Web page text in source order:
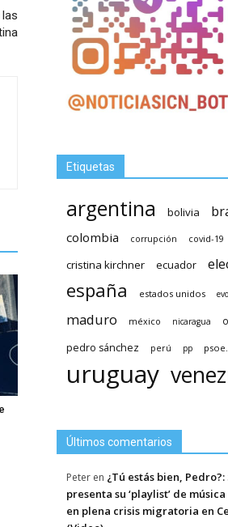
Etiquetas
argentina bolivia
colombia
corrupción covid-19
cristina kirchner ecuador
españa estados unidos
maduro méxico nicaragua
pedro sánchez perú pp psoe.
uruguay
Últimos comentarios
Peter en ¿Tú estás bien, Pedro?:
presenta su ‘playlist’ de
en plena crisis migratoria en